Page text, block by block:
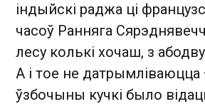
індыйскі раджа ці
часоў Ранняга
лесу колькі хочаш, з
А і тое не датрымліваюцца
ўзбочыны кучкі было